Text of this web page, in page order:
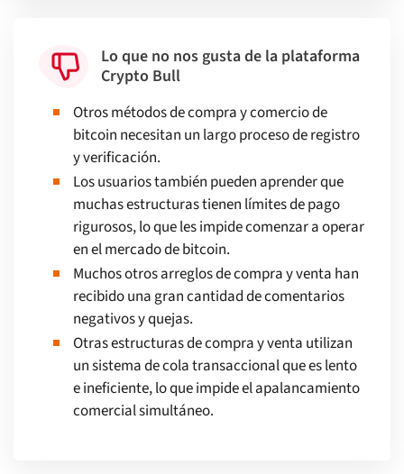
Lo que no nos gusta de la plataforma
Crypto Bull
Otros métodos de compra y comercio de
bitcoin necesitan un largo proceso de registro
y verificación.
Los usuarios también pueden aprender que
muchas estructuras tienen límites de pago
rigurosos, lo que les impide comenzar a operar
en el mercado de bitcoin.
Muchos otros arreglos de compra y venta han
recibido una gran cantidad de comentarios
negativos y quejas.
Otras estructuras de compra y venta utilizan
un sistema de cola transaccional que es lento
e ineficiente, lo que impide el apalancamiento
comercial simultáneo.